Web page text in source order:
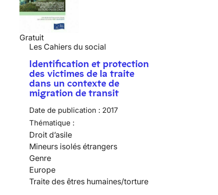
Gratuit
Les Cahiers du social
Identification et protection
des victimes de la traite
dans un contexte de
migration de transit
Date de publication : 2017
Thématique :
Droit d’asile
Mineurs isolés étrangers
Genre
Europe
Traite des êtres humaines/torture